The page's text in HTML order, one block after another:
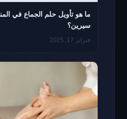
ما هو تأويل حلم الجماع في
سيرين؟
فبراير 17, 2025